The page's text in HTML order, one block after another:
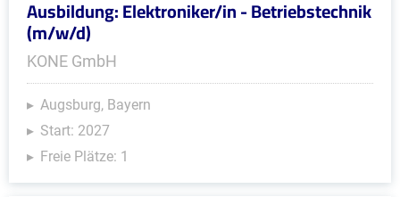
Ausbildung: Elektroniker/in - Betriebstechnik
(m/w/d)
KONE GmbH
Augsburg, Bayern
Start: 2027
Freie Plätze: 1